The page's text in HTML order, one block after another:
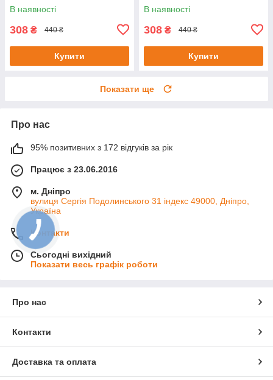
В наявності
308 ₴ 440 ₴
Купити
В наявності
308 ₴ 440 ₴
Купити
Показати ще
Про нас
95% позитивних з 172 відгуків за рік
Працює з 23.06.2016
м. Дніпро
вулиця Сергія Подолинського 31 індекс 49000, Дніпро,
Україна
Контакти
Сьогодні вихідний
Показати весь графік роботи
Про нас
Контакти
Доставка та оплата